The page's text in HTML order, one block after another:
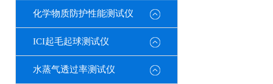
化学物质防护性能测试仪
ICI起毛起球测试仪
水蒸气透过率测试仪